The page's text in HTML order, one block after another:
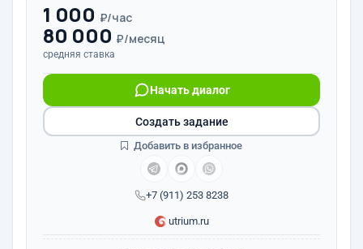
1 000 ₽/час
80 000 ₽/месяц
средняя ставка
+7 (911) 253 8238
Начать диалог
utrium.ru
Создать задание
Добавить в избранное